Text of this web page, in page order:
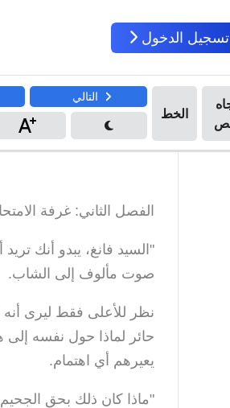
تسجيل الدخول
التالي
الفصل الثاني: غرفة
"السيد فانغ، يبدو أنك
صوت مألوف إلى الشاب.
نظر للأعلى فقط ليرى
حائر لماذا حول نفسه إلى
يعيرهم أي اهتمام.
"ماذا كان ذلك بحق الجحيم